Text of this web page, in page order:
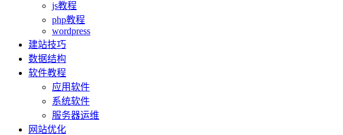
js教程
php教程
wordpress
建站技巧
数据结构
软件教程
应用软件
系统软件
服务器运维
网站优化